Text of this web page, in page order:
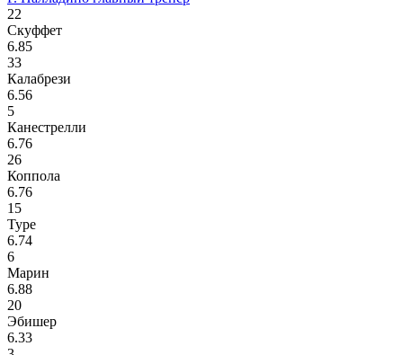
22
Скуффет
6.85
33
Калабрези
6.56
5
Канестрелли
6.76
26
Коппола
6.76
15
Туре
6.74
6
Марин
6.88
20
Эбишер
6.33